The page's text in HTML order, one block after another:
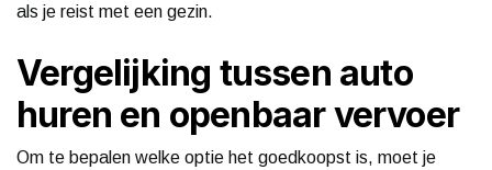
als je reist met een gezin.
Vergelijking tussen auto
huren en openbaar vervoer
Om te bepalen welke optie het goedkoopst is, moet je